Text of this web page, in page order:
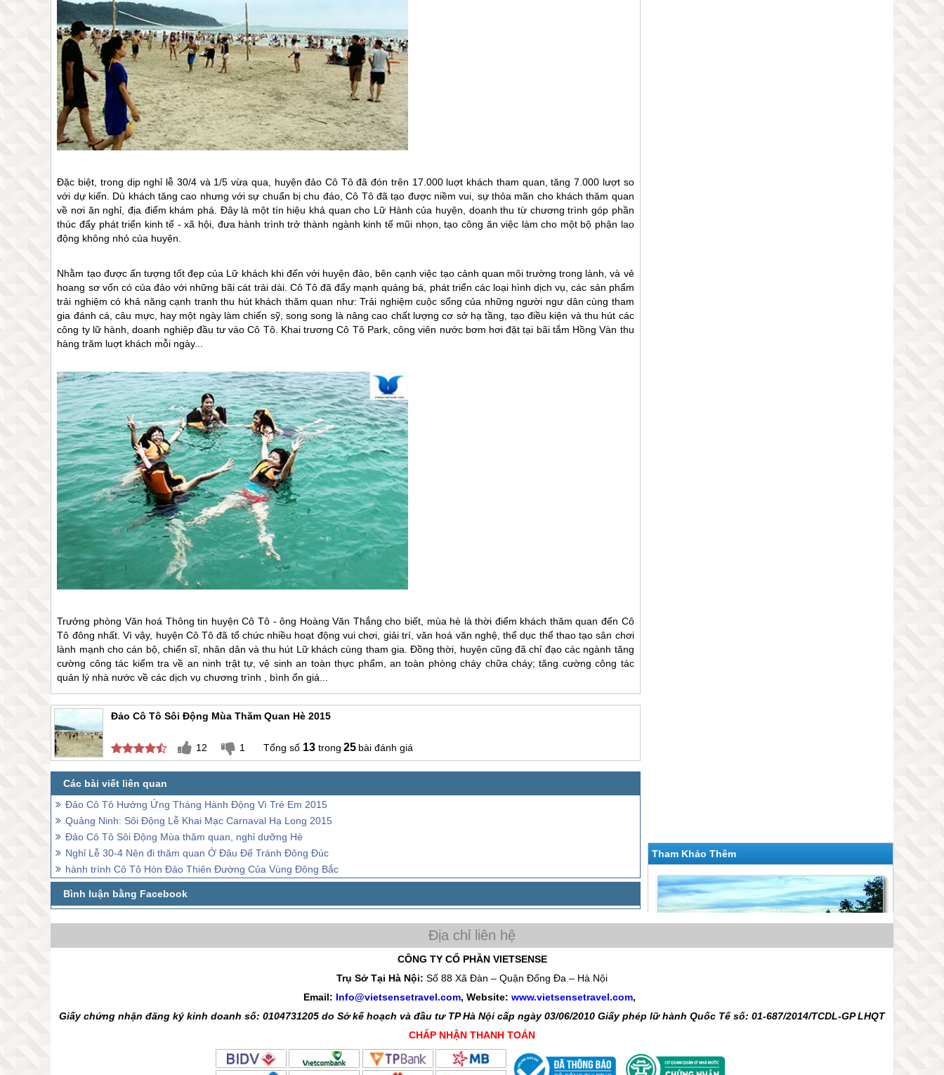
Tham Khảo Thêm
30/4 3 Ngày 2 Đêm
Đặc biệt, trong dịp nghỉ lễ 30/4 và 1/5 vừa qua, huyệnđảo Cô Tôđã đón trên 17.000 luợt khách tham quan, tăng 7.000 lượt so
với dự kiến. Dù khách tăng cao nhưng với sự chuẩn bị chu đáo,Cô Tôđã tạo được niềm vui, sự thỏa mãn cho khách thăm quan
về nơi ăn nghỉ, địa điểm khám phá. Đây là một tín hiệu khả quan cho Lữ Hành của huyện, doanh thu từ chương trình góp phần
thúc đẩy phát triển kinh tế - xã hội, đưa hành trình trở thành ngành kinh tế mũi nhọn, tạo công ăn việc làm cho một bộ phận lao
động không nhỏ của huyện.
Nhằm tạo được ấn tượng tốt đẹp của Lữ khách khi đến với huyện đảo, bên cạnh việc tạo cảnh quan môi trường trong lành, và vẻ
hoang sơ vốn có của đảo với những bãi cát trải dài. Cô Tôđã đẩy mạnh quảng bá, phát triển các loại hình dịch vụ, các sản phẩm
trải nghiệm có khả năng cạnh tranh thu hút khách thăm quan như: Trải nghiệm cuộc sống của những người ngư dân cùng tham
gia đánh cá, câu mực, hay một ngày làm chiến sỹ, song song là nâng cao chất lượng cơ sở hạ tầng, tạo điều kiện và thu hút các
công ty lữ hành, doanh nghiệp đầu tư vàoCô Tô. Khai trươngCô TôPark, công viên nước bơm hơi đặt tại bãi tắm Hồng Vàn thu
hàng trăm luợt khách mỗi ngày...
Trưởng phòng Văn hoá Thông tin huyệnCô Tô- ông Hoàng Văn Thắng cho biết, mùa hè là thời điểm khách thăm quan đến Cô
Tô đông nhất. Vì vậy, huyện Cô Tô đã tổ chức nhiều hoạt động vui chơi, giải trí, văn hoá văn nghệ, thể dục thể thao tạo sân chơi
lành mạnh cho cán bộ, chiến sĩ, nhân dân và thu hút Lữ khách cùng tham gia. Đồng thời, huyện cũng đã chỉ đạo các ngành tăng
cường công tác kiểm tra về an ninh trật tự, vệ sinh an toàn thực phẩm, an toàn phòng cháy chữa cháy; tăng cường công tác
quản lý nhà nước về các dịch vụ chương trình , bình ổn giá...
Đảo Cô Tô Sôi Động Mùa Thăm Quan Hè 2015
12 1 13 25 bài đánh giá
Đảo Cô Tô Hưởng Ứng Tháng Hành Động Vì Trẻ Em 2015
Quảng Ninh: Sôi Động Lễ Khai Mạc Carnaval Hạ Long 2015
Đảo Cô Tô Sôi Động Mùa thăm quan, nghỉ dưỡng Hè
Nghỉ Lễ 30-4 Nên đi thăm quan Ở Đâu Để Tránh Đông Đúc
hành trình Cô Tô Hòn Đảo Thiên Đường Của Vùng Đông Bắc
CÔNG TY CỔ PHẦN VIETSENSE
Trụ Sở Tại Hà Nội: Số 88 Xã Đàn – Quận Đống Đa – Hà Nội
Email: Info@vietsensetravel.com, Website: www.vietsensetravel.com,
Giấy chứng nhận đăng ký kinh doanh số: 0104731205 do Sở kế hoạch và đầu tư TP Hà Nội cấp ngày 03/06/2010 Giấy phép lữ hành Quốc Tế số: 01-687/2014/TCDL-GP LHQT
CHẤP NHẬN THANH TOÁN